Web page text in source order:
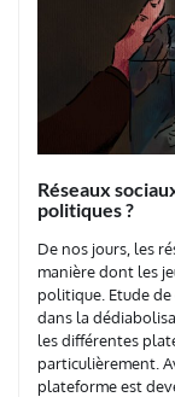
Réseaux
politiques ?
De nos jours, les
manière dont les
politique. Etude de
dans la
les différentes
particulièrement.
plateforme est